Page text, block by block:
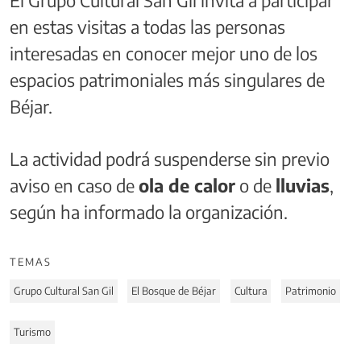
en estas visitas a todas las personas
interesadas en conocer mejor uno de los
espacios patrimoniales más singulares de
Béjar.
La actividad podrá suspenderse sin previo
aviso en caso deola de calor o de lluvias,
según ha informado la organización.
TEMAS
Grupo Cultural San Gil El Bosque de Béjar Cultura Patrimonio
Turismo